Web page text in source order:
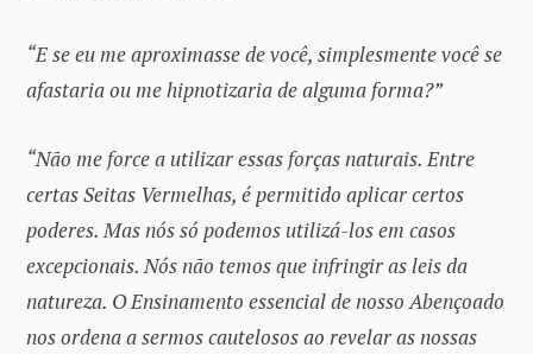
“E se eu me aproximasse de você, simplesmente você se
afastaria ou me hipnotizaria de alguma forma?”
“Não me force a utilizar essas forças naturais. Entre
certas Seitas Vermelhas, é permitido aplicar certos
poderes. Mas nós só podemos utilizá-los em casos
excepcionais. Nós não temos que infringir as leis da
natureza. O Ensinamento essencial de nosso Abençoado
nos ordena a sermos cautelosos ao revelar as nossas